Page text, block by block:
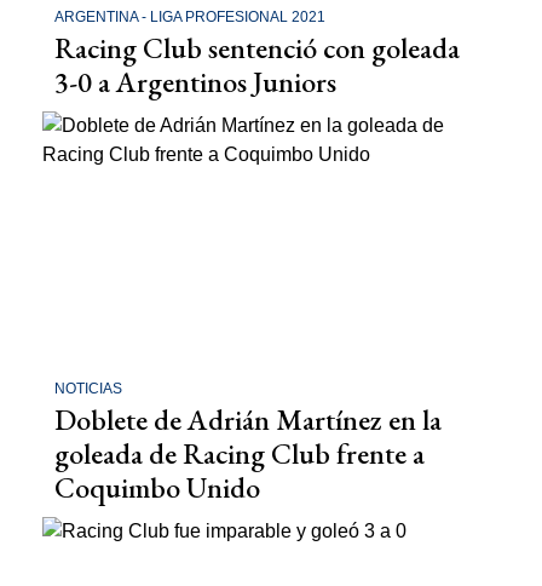
ARGENTINA - LIGA PROFESIONAL 2021
Racing Club sentenció con goleada
3-0 a Argentinos Juniors
NOTICIAS
Doblete de Adrián Martínez en la
goleada de Racing Club frente a
Coquimbo Unido